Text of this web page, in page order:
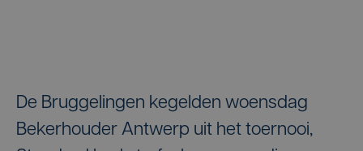
De Bruggelingen kegelden woensdag
Bekerhouder Antwerp uit het toernooi,